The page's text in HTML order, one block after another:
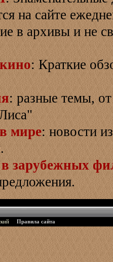
на сайте
в архивы и не
: Краткие
: разные темы,
мире: новости
зарубежных
Правила сайта